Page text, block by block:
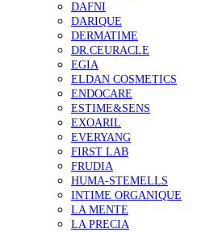
DAFNI
DARIQUE
DERMATIME
DR.CEURACLE
EGIA
ELDAN COSMETICS
ENDOCARE
ESTIME&SENS
EXOARIL
EVERYANG
FIRST LAB
FRUDIA
HUMA-STEMELLS
INTIME ORGANIQUE
LA MENTE
LA PRECIA